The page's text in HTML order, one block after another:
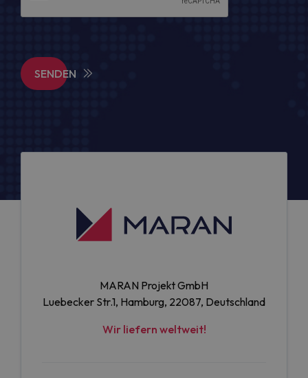
SENDEN
MARAN Projekt GmbH
Luebecker Str.1, Hamburg, 22087, Deutschland
Wir liefern weltweit!